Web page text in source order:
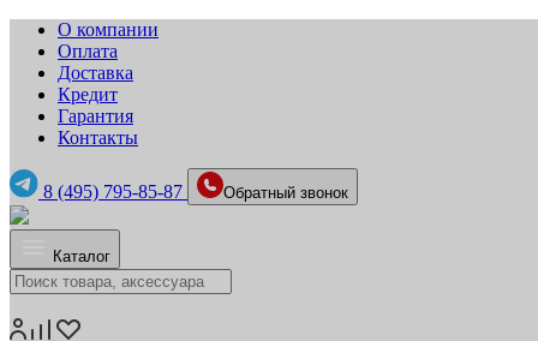
О компании
Оплата
Доставка
Кредит
Гарантия
Контакты
8 (495) 795-85-87 Обратный звонок
Каталог